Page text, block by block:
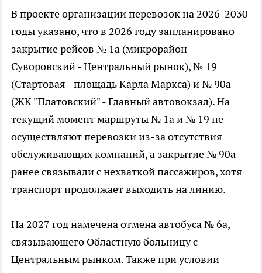
В проекте организации перевозок на 2026-2030
годы указано, что в 2026 году запланировано
закрытие рейсов № 1а (микрорайон
Суворовский - Центральный рынок), № 19
(Стартовая - площадь Карла Маркса) и № 90а
(ЖК "Платовский" - Главный автовокзал). На
текущий момент маршруты № 1а и № 19 не
осуществляют перевозки из-за отсутствия
обслуживающих компаний, а закрытие № 90а
ранее связывали с нехваткой пассажиров, хотя
транспорт продолжает выходить на линию.
На 2027 год намечена отмена автобуса № 6а,
связывающего Областную больницу с
Центральным рынком. Также при условии